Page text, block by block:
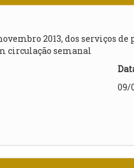
2013, dos serviços
circulação semanal
09/